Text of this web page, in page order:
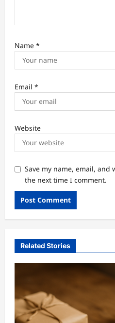
Name *
Email *
Website
Save my name, email,
the next time I comment.
Related Stories